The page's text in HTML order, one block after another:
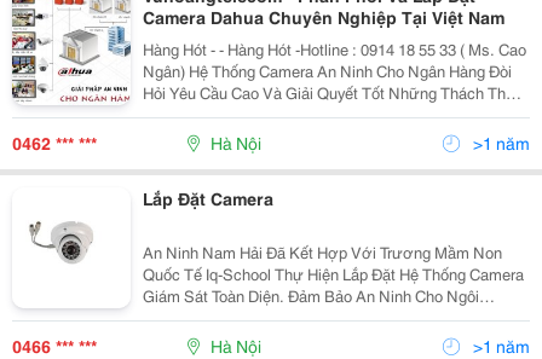
Camera Dahua Chuyên Nghiệp Tại Việt Nam
Hàng Hót - - Hàng Hót -Hotline : 0914 18 55 33 ( Ms. Cao
Ngân) Hệ Thống Camera An Ninh Cho Ngân Hàng Đòi
Hỏi Yêu Cầu Cao Và Giải Quyết Tốt Những Thách Thức
Như Sau: - Theo Dõi Các Khu Vực Có Nguy Cơ Cao -
Đảm Bảo An Toàn Khách Hàng Và Nhân V
0462 *** *** Hà Nội >1 năm
Lắp Đặt Camera
An Ninh Nam Hải Đã Kết Hợp Với Trương Mầm Non
Quốc Tế Iq-School Thự Hiện Lắp Đặt Hệ Thống Camera
Giám Sát Toàn Diện. Đảm Bảo An Ninh Cho Ngôi
Trường. 1. Giới Thiệu Về Trường Trường Mầm Non Iq
Với Quan Niệm, Trẻ Đến Trường &Ldquo;Mỗi Ngày Đi
0466 *** *** Hà Nội >1 năm